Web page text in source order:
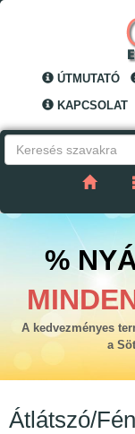
ÚTMUTATÓ
KAPCSOLAT
%
A kedvezményes
a
Átlátszó/